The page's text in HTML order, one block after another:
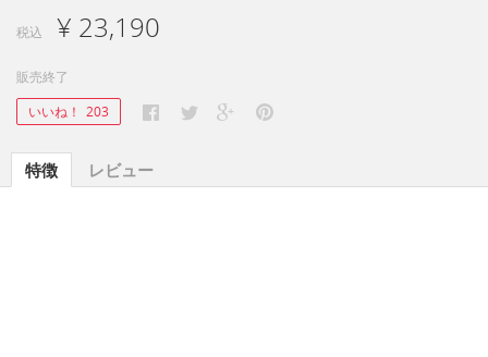
税込 ¥ 23,190
販売終了
いいね！ 203
特徴 レビュー